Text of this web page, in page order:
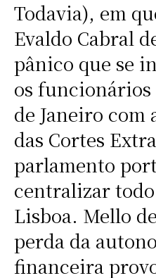
Todavia), em
Evaldo Cabral
pânico que se
os
de Janeiro com
das Cortes
parlamento
centralizar
Lisboa. Mello
perda da
financeira